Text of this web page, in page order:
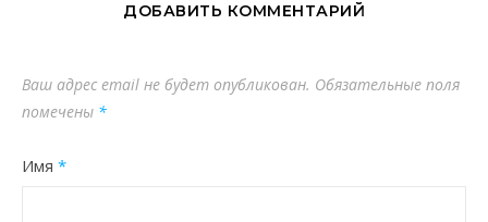
ДОБАВИТЬ КОММЕНТАРИЙ
Ваш адрес email не будет опубликован. Обязательные поля
помечены *
Имя *